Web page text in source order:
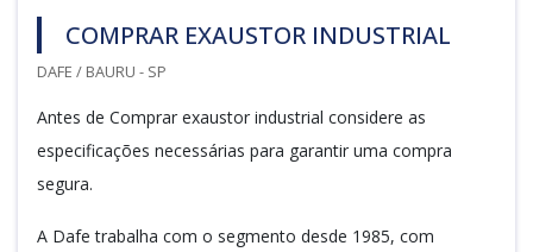
COMPRAR EXAUSTOR INDUSTRIAL
DAFE / BAURU - SP
Antes de Comprar exaustor industrial considere as
especificações necessárias para garantir uma compra
segura.
A Dafe trabalha com o segmento desde 1985, com